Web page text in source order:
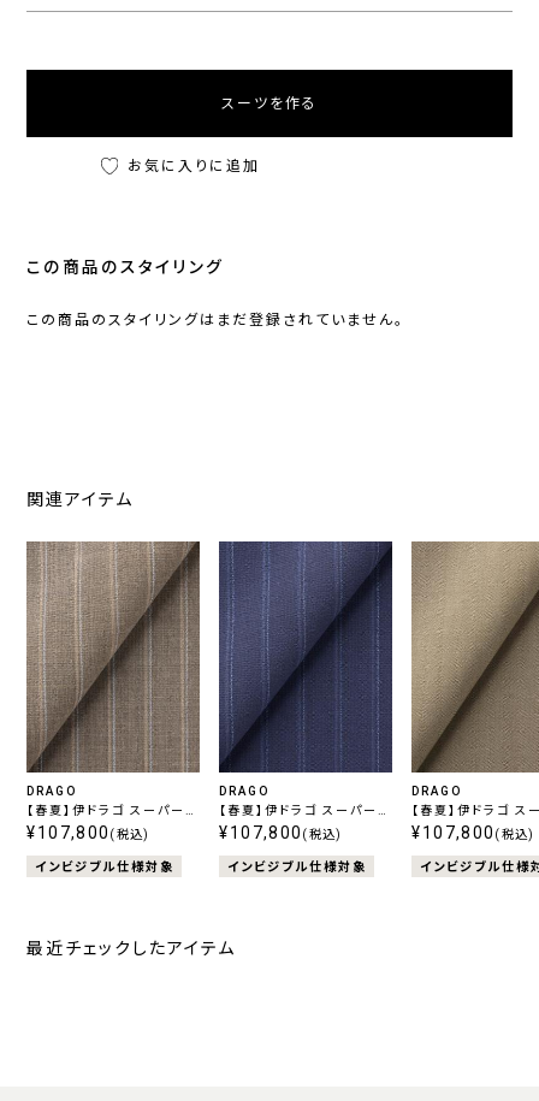
スーツを作る
お気に入りに追加
この商品のスタイリング
この商品のスタイリングはまだ登録されていません。
関連アイテム
DRAGO
【春夏】伊ドラゴ スーパー
130's Swing ストレッチ
¥107,800 (税込)
インビジブル仕様対象
DRAGO
【春夏】伊ドラゴ スーパー
130's Swing ストレッチ
¥107,800 (税込)
インビジブル仕様対象
DRAGO
【春夏】伊ドラゴ ス
130's Swing スト
¥107,800 (税込)
インビジブル仕様
最近チェックしたアイテム